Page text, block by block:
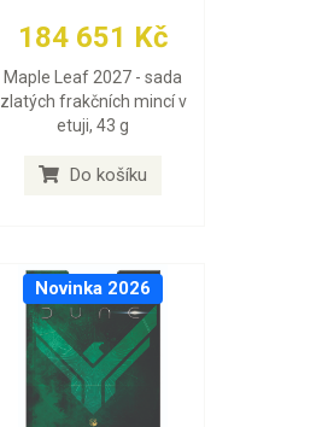
184 651 Kč
Maple Leaf 2027 - sada
zlatých frakčních mincí v
etuji, 43 g
Do košíku
Novinka 2026